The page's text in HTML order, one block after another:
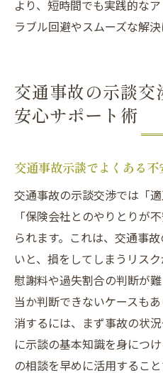
策
交通事故被害者が
交通事故弁護士相
理由
交通事故示談で損
口コミで評価され
交通事故相談が示
ト
交通事故被害者に
点
納得できる交通事故示
ント
交通事故示談で納
より、短時間でも実践的な
ラブル回避やスムーズな解決
交通事故の示談交
安心サポート術
交通事故示談でよくある
交通事故の示談交渉では「
「保険会社とのやりとりが
られます。これは、交通事
いと、損をしてしまうリス
慰謝料や過失割合の判断が
当か判断できないケースも
消するには、まず事故の状
に示談の基本知識を身につ
の相談を早めに活用するこ